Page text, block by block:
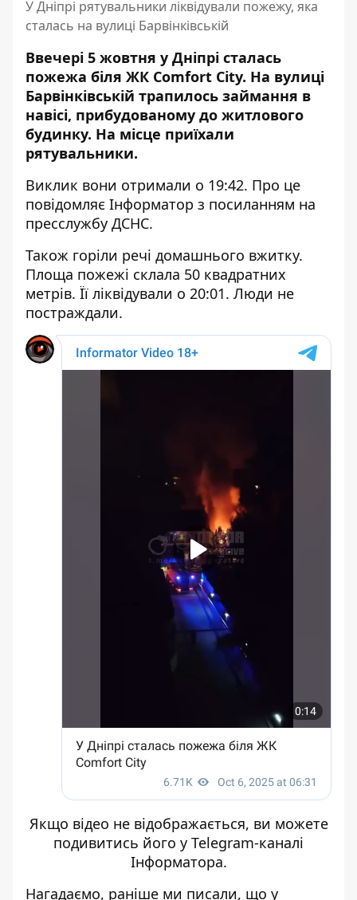
У Дніпрі рятувальники ліквідували пожежу, яка
сталась на вулиці Барвінківській
Ввечері 5 жовтня у Дніпрі сталась
пожежа біля ЖК Comfort City. На вулиці
Барвінківській трапилось займання в
навісі, прибудованому до житлового
будинку. На місце приїхали
рятувальники.
Виклик вони отримали о 19:42. Про це
повідомляє Інформатор з посиланням на
пресслужбу ДСНС.
Також горіли речі домашнього вжитку.
Площа пожежі склала 50 квадратних
метрів. Її ліквідували о 20:01. Люди не
постраждали.
Якщо відео не відображається, ви можете
подивитись його у Telegram-каналі
Інформатора.
Нагадаємо, раніше ми писали, що у